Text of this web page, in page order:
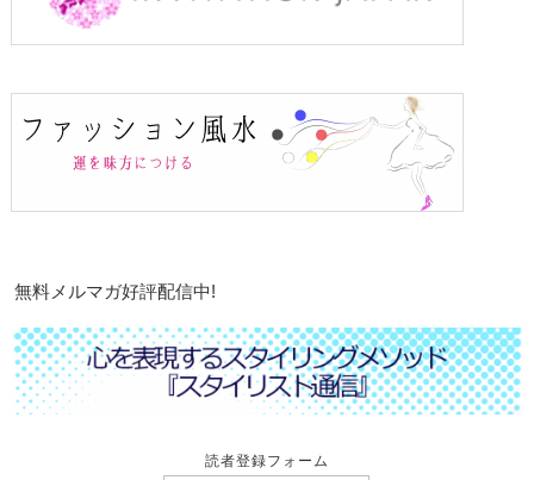
無料メルマガ好評配信中!
読者登録フォーム